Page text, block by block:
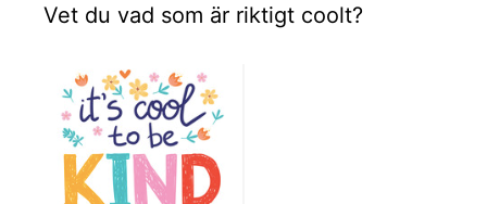
Vet du vad som är riktigt coolt?